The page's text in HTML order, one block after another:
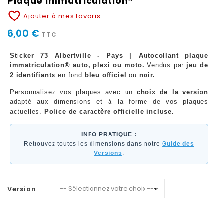
favorite_border Ajouter à mes favoris
6,00 € TTC
Sticker 73 Albertville - Pays | Autocollant plaque
immatriculation® auto, plexi ou moto. Vendus par jeu de
2 identifiants en fond bleu officiel ou noir.
Personnalisez vos plaques avec un choix de la version
adapté aux dimensions et à la forme de vos plaques
actuelles. Police de caractère officielle incluse.
INFO PRATIQUE :
Retrouvez toutes les dimensions dans notre Guide des
Versions .
Version